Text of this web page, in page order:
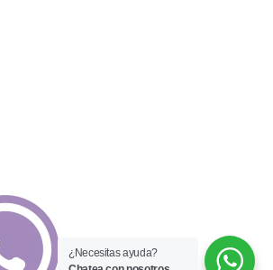
¿Necesitas ayuda?